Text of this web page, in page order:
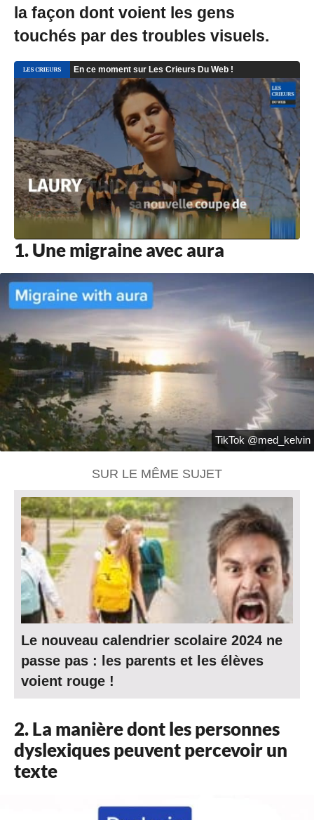
1
1
2
0
2
à
:
0
9
la façon dont voient les gens
touchés par des troubles visuels.
1. Une migraine avec aura
TikTok @med_kelvin
SUR LE MÊME SUJET
Le nouveau calendrier scolaire 2024 ne
passe pas : les parents et les élèves
voient rouge !
2. La manière dont les personnes
dyslexiques peuvent percevoir un
texte